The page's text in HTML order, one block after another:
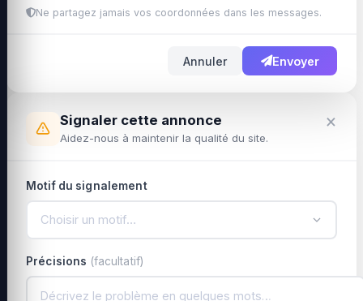
Ne partagez jamais vos coordonnées dans les messages.
Annuler Envoyer
Signaler cette annonce
Aidez-nous à maintenir la qualité du site.
×
Motif du signalement
Choisir un motif…
Précisions (facultatif)